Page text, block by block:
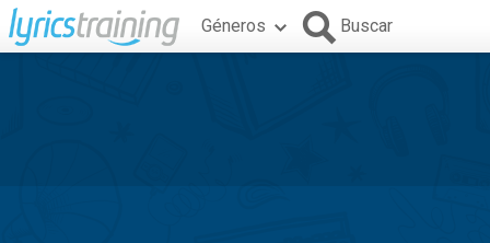
Géneros Buscar